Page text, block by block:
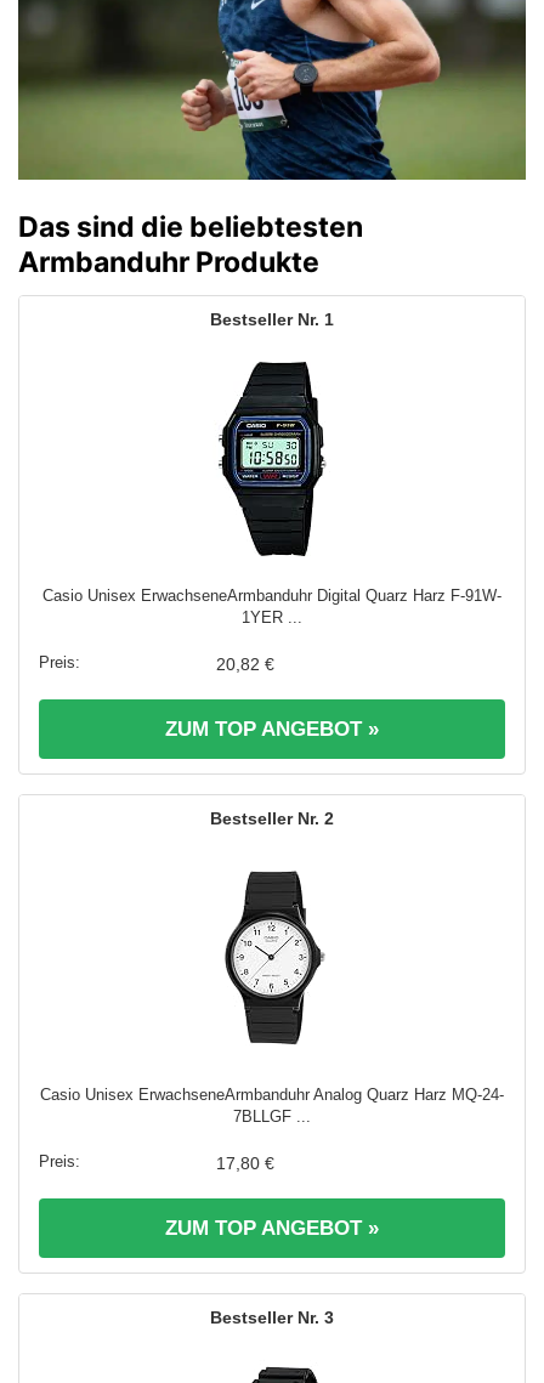
Das sind die beliebtesten
Armbanduhr Produkte
1
Casio Unisex ErwachseneArmbanduhr Digital Quarz Harz F-91W-
1YER ...
20,82 €
ZUM TOP ANGEBOT »
2
Casio Unisex ErwachseneArmbanduhr Analog Quarz Harz MQ-24-
7BLLGF ...
17,80 €
ZUM TOP ANGEBOT »
3